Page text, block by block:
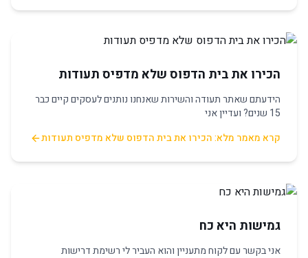
הכירו את בית הדפוס שלא מדפיס תעודות
הידעתם שאתר תעודה והשירות שאנחנו נותנים לעסקים קיים כבר
15 שנים? ועדיין אני
קרא מאמר מלא: הכירו את בית הדפוס שלא מדפיס תעודות
גמישות היא כח
אני בקשר עם לקוח מתעניין והוא העביר לי רשימת דרישות